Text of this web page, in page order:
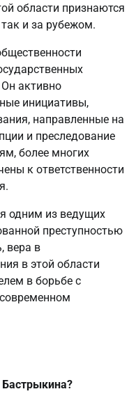
области признаются
и за рубежом.
активно
инициативы,
направленные на
и преследование
более многих
к ответственности
одним из ведущих
преступностью
вера в
в этой области
в борьбе с